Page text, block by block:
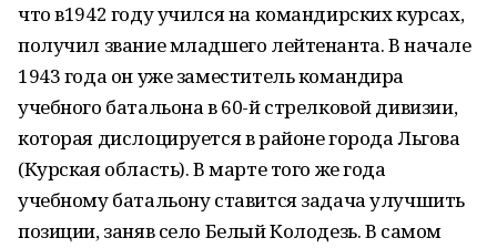
что в1942 году учился на командирских курсах,
получил звание младшего лейтенанта. В начале
1943 года он уже заместитель командира
учебного батальона в 60-й стрелковой дивизии,
которая дислоцируется в районе города Льгова
(Курская область). В марте того же года
учебному батальону ставится задача улучшить
позиции, заняв село Белый Колодезь. В самом